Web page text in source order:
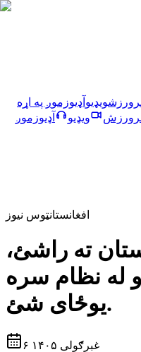
ورزشویډیو آډیوزموږ په اړه
ورزش ویډیو آډیوزموږ
افغانستانټوس نیوز
ته راشئ،
له نظام سره
يوځاى شئ.
۶ غبرګولی ۱۴۰۵